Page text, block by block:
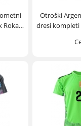
Rokav
Otroški
dresi kompleti